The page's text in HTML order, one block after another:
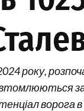
року,
втомлюються
ворога в